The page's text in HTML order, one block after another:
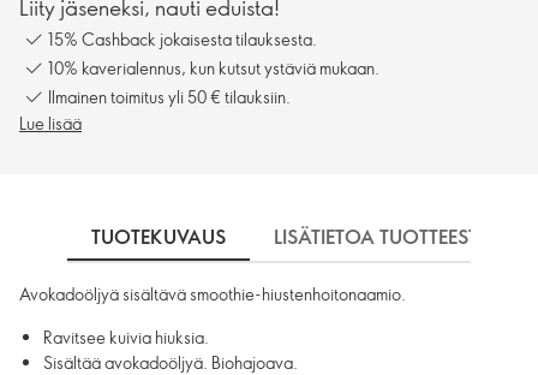
Liity jäseneksi, nauti eduista!
15% Cashback jokaisesta tilauksesta.
10% kaverialennus, kun kutsut ystäviä mukaan.
Ilmainen toimitus yli 50 € tilauksiin.
Lue lisää
TUOTEKUVAUS LISÄTIETOA TUOTTEESTA
Avokadoöljyä sisältävä smoothie-hiustenhoitonaamio.
Ravitsee kuivia hiuksia.
Sisältää avokadoöljyä. Biohajoava.